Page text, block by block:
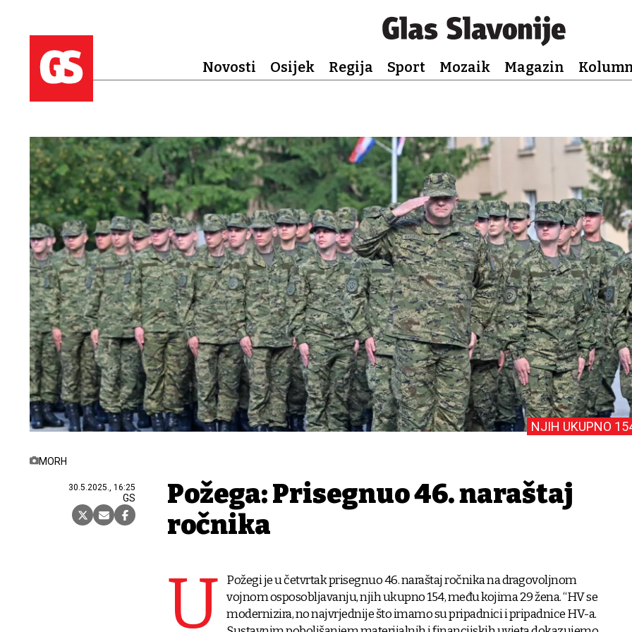
Novosti Osijek Regija Sport Mozaik Magazin
MORH
30.5.2025., 16:25
GS
NJIH UKUPNO
Požega: Prisegnuo 46. naraštaj
ročnika
U
Požegi je u četvrtak prisegnuo 46. naraštaj ročnika na dragovoljnom
vojnom osposobljavanju, njih ukupno 154, među kojima 29 žena. “HV se
modernizira, no najvrjednije što imamo su pripadnici i pripadnice HV-a.